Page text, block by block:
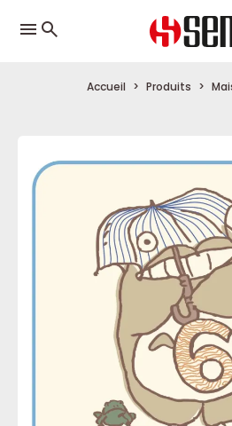
menu
Accueil Produits